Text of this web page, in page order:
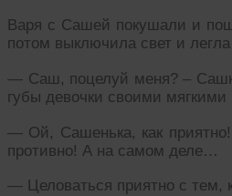
Варя с Сашей покушали и
потом выключила свет и
— Саш, поцелуй меня? –
губы девочки своими
— Ой, Сашенька, как
противно! А на самом деле…
— Целоваться приятно с